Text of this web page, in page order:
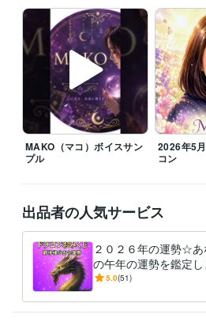
どうぞ宜しくお願い致しますm(_ _)m
▲注意▲
また、ご確認の返信がいただけません場合
鑑定をお届けしましてから、お返事いた
納品をお出しさせていただきます。
何卒ご了承くださいませ。
主婦業のスキマにいつでも対応可能です
『心のままに生きること』決してわがまま
【お電話はご予約となります。
DMなどで日時ご相談下さいます様お願い
【家事都合により時間などのご協力を頂き
♡ご依頼下さいました順に対応致します。
私の準備が整いましたら、鑑定・ヒーリ
ます。
何卒よろしくお願い致します。
MAKO（マコ）ボイスサン
プル
2026年5
コン
出品者の人気サービス
２０２６年の運勢☆あ
の午年の運勢を鑑定し
ＤＲＡＧＯＮおみく
運勢☆】
5.0(51)